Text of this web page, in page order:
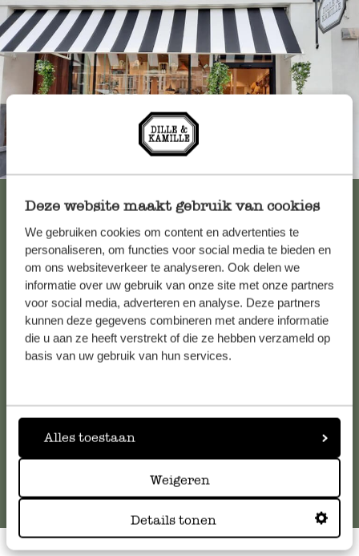
Deze website maakt gebruik van cookies
We gebruiken cookies om content en advertenties te
personaliseren, om functies voor social media te bieden en
om ons websiteverkeer te analyseren. Ook delen we
informatie over uw gebruik van onze site met onze partners
voor social media, adverteren en analyse. Deze partners
kunnen deze gegevens combineren met andere informatie
die u aan ze heeft verstrekt of die ze hebben verzameld op
basis van uw gebruik van hun services.
Alles toestaan
Weigeren
Details tonen
Immer in der Nähe
Kundenservice/Hilfe
Falls Sie Fragen haben oder Tipps und Hilfe brauchen, wenden
Sie sich bitte an unseren Kundenservice. Oder lesen Sie hier
Online-Kundenservice